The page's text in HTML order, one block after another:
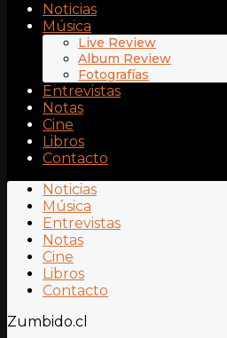
Noticias
Música
Live Review
Album Review
Fotografías
Entrevistas
Notas
Cine
Libros
Contacto
Noticias
Música
Entrevistas
Notas
Cine
Libros
Contacto
Zumbido.cl